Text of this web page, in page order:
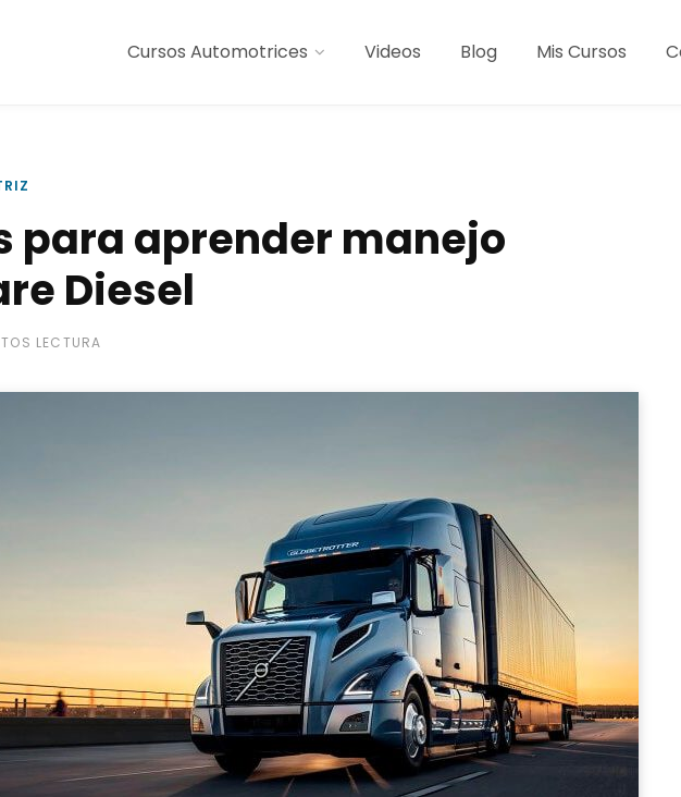
Cursos Automotrices Videos Blog Mis Cursos
para aprender manejo
Diesel
LECTURA